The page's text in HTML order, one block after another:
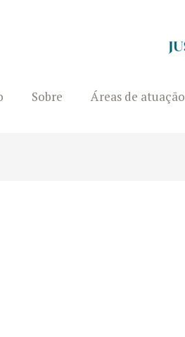
Sobre Áreas de atuação